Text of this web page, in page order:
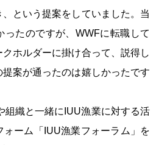
という提案をしていました。当
ったのですが、WWFに転職して
ホルダーに掛け合って、説得し
案が通ったのは嬉しかったです
組織と一緒にIUU漁業に対する活
ーム「IUU漁業フォーラム」を